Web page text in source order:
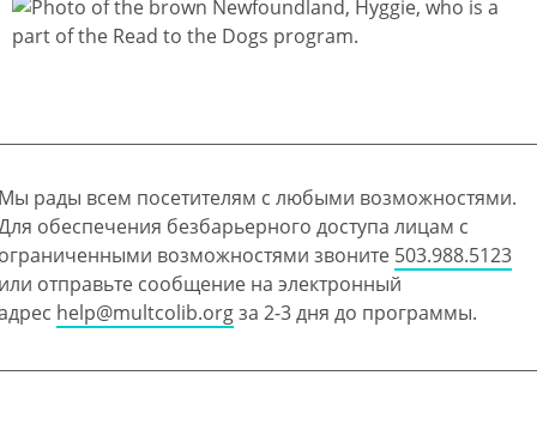
рады всем посетителям с любыми возможностями.
обеспечения безбарьерного доступа лицам с
возможностями звоните 503.988.5123
отправьте сообщение на электронный
help@multcolib.orgза 2-3 дня до программы.